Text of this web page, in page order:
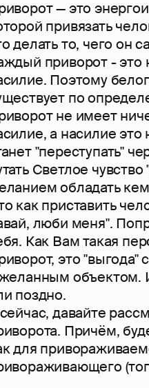
— это
привязать
делать то, чего он
приворот - это
Поэтому
по
не имеет
а насилие
"переступать"
Светлое
обладать
как приставить
люби меня".
Как Вам такая
это "выгода"
объектом.
поздно.
давайте
Причём,
для